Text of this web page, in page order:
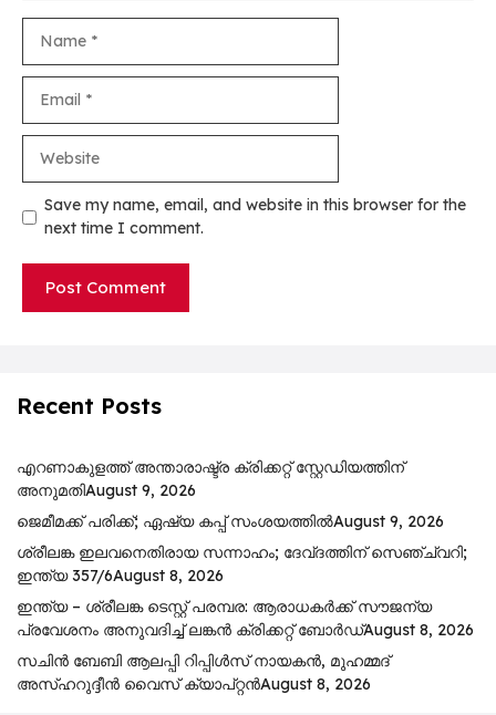
Save my name, email, and website in this browser for the
next time I comment.
Recent Posts
എറണാകുളത്ത് അന്താരാഷ്ട്ര ക്രിക്കറ്റ് സ്റ്റേഡിയത്തിന്
അനുമതിAugust 9, 2026
ജെമീമക്ക് പരിക്ക്; ഏഷ്യ കപ്പ് സംശയത്തിൽAugust 9, 2026
ശ്രീലങ്ക ഇലവനെതിരായ സന്നാഹം; ദേവ്ദത്തിന് സെഞ്ച്വറി;
ഇന്ത്യ 357/6August 8, 2026
ഇന്ത്യ – ശ്രീലങ്ക ടെസ്റ്റ് പരമ്പര: ആരാധകർക്ക് സൗജന്യ
പ്രവേശനം അനുവദിച്ച് ലങ്കൻ ക്രിക്കറ്റ് ബോർഡ്August 8, 2026
സചിൻ ബേബി ആലപ്പി റിപ്പിൾസ് നായകൻ, മുഹമ്മദ്
അസ്ഹറുദ്ദീൻ വൈസ് ക്യാപ്റ്റൻAugust 8, 2026